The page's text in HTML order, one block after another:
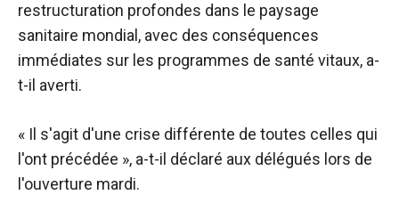
restructuration profondes dans le paysage
sanitaire mondial, avec des conséquences
immédiates sur les programmes de santé vitaux, a-
t-il averti.
« Il s'agit d'une crise différente de toutes celles qui
l'ont précédée », a-t-il déclaré aux délégués lors de
l'ouverture mardi.